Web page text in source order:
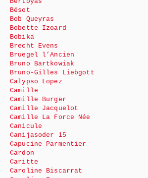
Bésot
Bob Queyras
Bobette Izoard
Bobika
Brecht Evens
Bruegel l’Ancien
Bruno Bartkowiak
Bruno-Gilles Liebgott
Calypso Lopez
Camille
Camille Burger
Camille Jacquelot
Camille La Force Née
Canicule
Canijasoder 15
Capucine Parmentier
Cardon
Caritte
Caroline Biscarrat